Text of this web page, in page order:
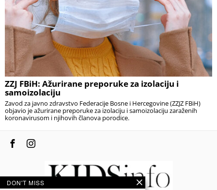
ZZJ FBiH: Ažurirane preporuke za izolaciju i
samoizolaciju
Zavod za javno zdravstvo Federacije Bosne i Hercegovine (ZZJZ FBiH)
objavio je ažurirane preporuke za izolaciju i samoizolaciju zaraženih
koronavirusom i njihovih članova porodice.
DON'T MISS